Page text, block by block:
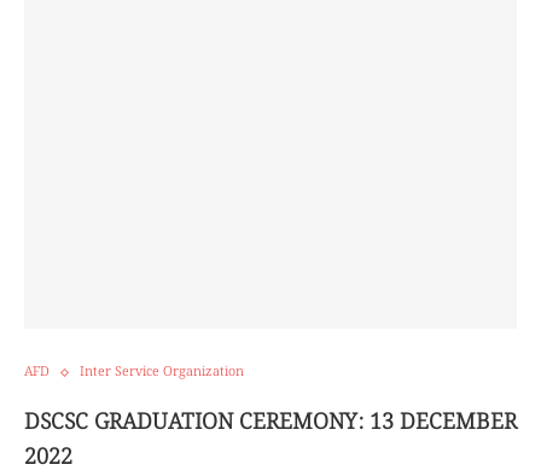
AFD Inter Service Organization
DSCSC GRADUATION CEREMONY: 13 DECEMBER
2022